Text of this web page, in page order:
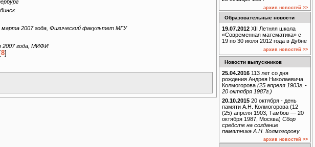
марта 2007 года, Физический факультет МГУ
2007 года, МИФИ
8]
архив новостей >>
Образовательные новости
19.07.2012 XII Летняя школа
«Современная математика» с
19 по 30 июля 2012 года в Дубне
архив новостей >>
Новости выпускников
25.04.2016 113 лет со дня
рождения Андрея Николаевича
Колмогорова (25 апреля 1903г. -
20 октября 1987г.)
20.10.2015 20 октября - день
памяти А.Н. Колмогорова (12
(25) апреля 1903, Тамбов — 20
октября 1987, Москва) Сбор
средств на создание
памятника А.Н. Колмогорову
архив новостей >>